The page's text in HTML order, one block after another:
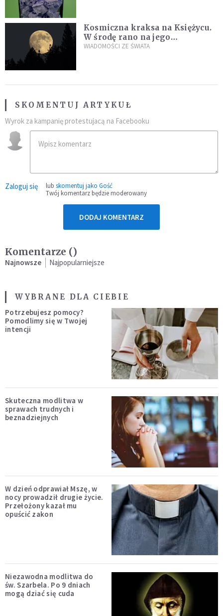
Kosmiczna kraksa na Księżycu.
W środę rano na jego
powierzchni dojdzie do
WIADOMOŚCI ZE ŚWIATA
SKOMENTUJ ARTYKUŁ
Wyrok za kampanię protestujacą na Facebooku
Zaloguj się lub skomentuj jako Gość
Twój komentarz będzie moderowany
DODAJ KOMENTARZ
Komentarze ()
Najnowsze Najpopularniejsze
WYBRANE DLA CIEBIE
Potrzebujesz pomocy?
Pomodlimy się w Twojej
intencji
Skuteczna modlitwa w
sprawach trudnych i
beznadziejnych
W dzień odprawiał Mszę, w
nocy prowadził drugie życie.
Przełożony kazał mu
opuścić zakon
Niezawodna modlitwa do
św. Szarbela. Po 9 dniach
mogą dziać się cuda